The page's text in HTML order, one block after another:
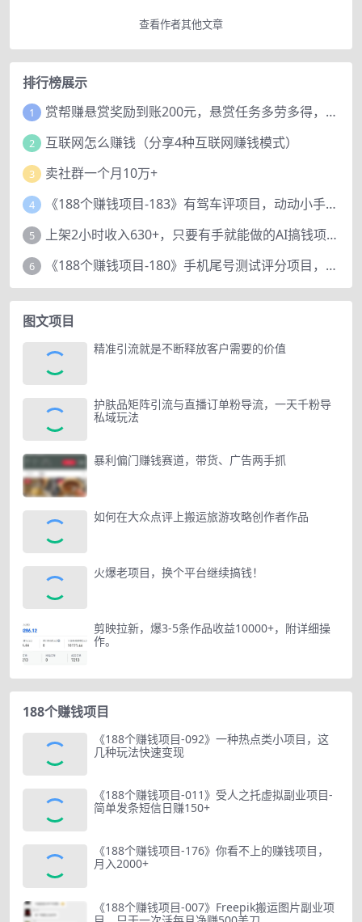
查看作者其他文章
排行榜展示
1 赏帮赚悬赏奖励到账200元，悬赏任务多劳多得，人人可做。
2 互联网怎么赚钱（分享4种互联网赚钱模式）
3 卖社群一个月10万+
4 《188个赚钱项目-183》有驾车评项目，动动小手，复制粘贴赚44元！
5 上架2小时收入630+，只要有手就能做的AI搞钱项目，奶奶看完都能学会!
6 《188个赚钱项目-180》手机尾号测试评分项目，短视频直播日赚200+
图文项目
精准引流就是不断释放客户需要的价值
护肤品矩阵引流与直播订单粉导流，一天千粉导
私域玩法
暴利偏门赚钱赛道，带货、广告两手抓
如何在大众点评上搬运旅游攻略创作者作品
火爆老项目，换个平台继续搞钱！
剪映拉新，爆3-5条作品收益10000+，附详细操
作。
188个赚钱项目
《188个赚钱项目-092》一种热点类小项目，这
几种玩法快速变现
《188个赚钱项目-011》受人之托虚拟副业项目-
简单发条短信日赚150+
《188个赚钱项目-176》你看不上的赚钱项目，
月入2000+
《188个赚钱项目-007》Freepik搬运图片副业项